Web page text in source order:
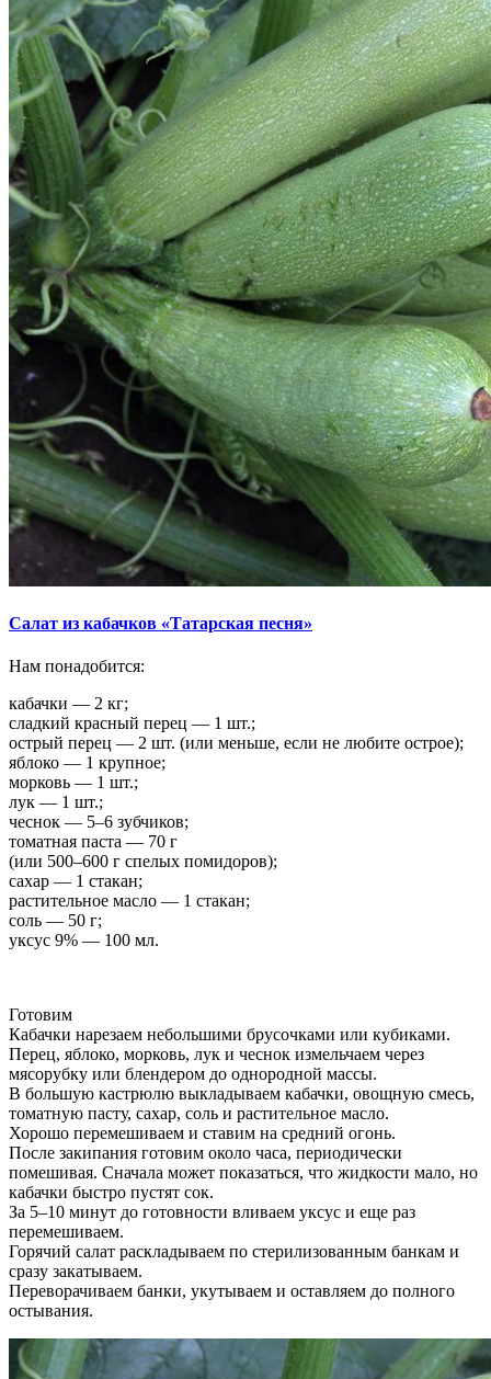
Салат из кабачков «Татарская песня»
Нам понадобится:
кабачки — 2 кг;
сладкий красный перец — 1 шт.;
острый перец — 2 шт. (или меньше, если не любите острое);
яблоко — 1 крупное;
морковь — 1 шт.;
лук — 1 шт.;
чеснок — 5–6 зубчиков;
томатная паста — 70 г
(или 500–600 г спелых помидоров);
сахар — 1 стакан;
растительное масло — 1 стакан;
соль — 50 г;
уксус 9% — 100 мл.
Готовим
Кабачки нарезаем небольшими брусочками или кубиками.
Перец, яблоко, морковь, лук и чеснок измельчаем через
мясорубку или блендером до однородной массы.
В большую кастрюлю выкладываем кабачки, овощную смесь,
томатную пасту, сахар, соль и растительное масло.
Хорошо перемешиваем и ставим на средний огонь.
После закипания готовим около часа, периодически
помешивая. Сначала может показаться, что жидкости мало, но
кабачки быстро пустят сок.
За 5–10 минут до готовности вливаем уксус и еще раз
перемешиваем.
Горячий салат раскладываем по стерилизованным банкам и
сразу закатываем.
Переворачиваем банки, укутываем и оставляем до полного
остывания.